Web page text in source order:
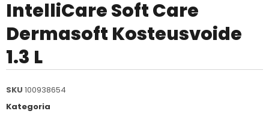
IntelliCare Soft Care
Dermasoft Kosteusvoide
1.3 L
SKU 100938654
Kategoria